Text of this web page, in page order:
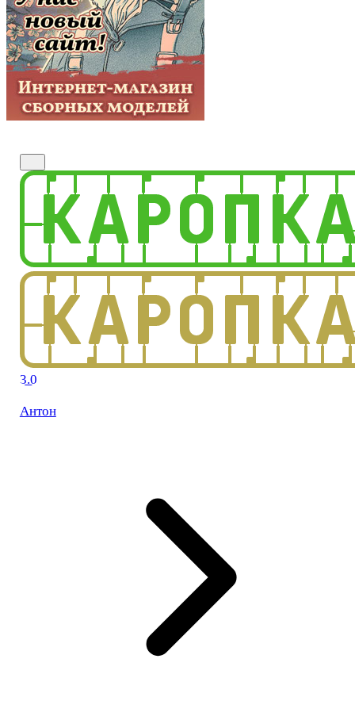
3.0
Антон